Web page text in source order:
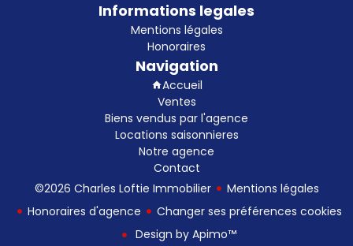
Informations legales
Mentions légales
Honoraires
Navigation
Accueil
Ventes
Biens vendus par l'agence
Locations saisonnieres
Notre agence
Contact
©2026 Charles Loftie Immobilier
Mentions légales
Honoraires d'agence
Changer ses préférences cookies
Design by Apimo™